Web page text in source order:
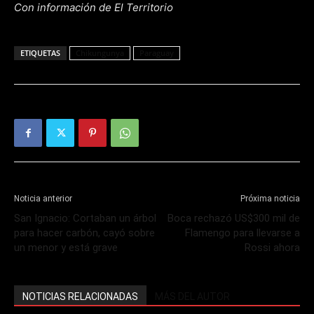
Con información de El Territorio
ETIQUETAS
Noticia anterior
San Ignacio: Cortaban un árbol
para hacer carbón, cayó sobre
un menor y está grave
Próxima noticia
Boca rechazó US$300 mil de
Flamengo para llevarse a
Rossi ahora
NOTICIAS RELACIONADAS